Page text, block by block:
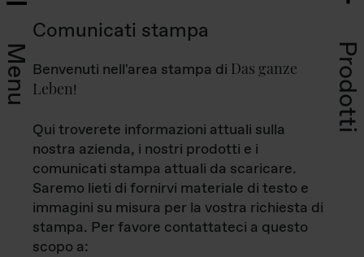
Menu Prodotti
Comunicati stampa
Benvenuti nell'area stampa di Das ganze
Leben!
Qui troverete informazioni attuali sulla
nostra azienda, i nostri prodotti e i
comunicati stampa attuali da scaricare.
Saremo lieti di fornirvi materiale di testo e
immagini su misura per la vostra richiesta di
stampa. Per favore contattateci a questo
scopo a: